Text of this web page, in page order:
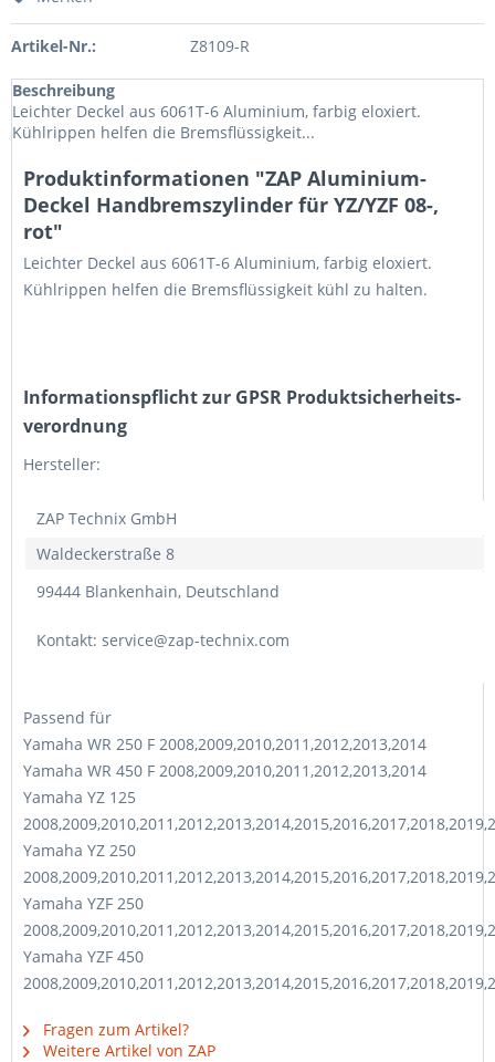
Artikel-Nr.: Z8109-R
Beschreibung
Leichter Deckel aus 6061T-6 Aluminium, farbig eloxiert.
Kühlrippen helfen die Bremsflüssigkeit...
Produktinformationen "ZAP Aluminium-
Deckel Handbremszylinder für YZ/YZF 08-,
rot"
Leichter Deckel aus 6061T-6 Aluminium, farbig eloxiert.
Kühlrippen helfen die Bremsflüssigkeit kühl zu halten.
Informations­pflicht zur GPSR Produktsicherheits­
verordnung
Hersteller:
ZAP Technix GmbH
Waldeckerstraße 8
99444 Blankenhain, Deutschland
Kontakt: service@zap-technix.com
Passend für
Yamaha WR 250 F 2008,2009,2010,2011,2012,2013,2014
Yamaha WR 450 F 2008,2009,2010,2011,2012,2013,2014
Yamaha YZ 125
Yamaha YZ 250
Yamaha YZF 250
Yamaha YZF 450
Fragen zum Artikel?
Weitere Artikel von ZAP